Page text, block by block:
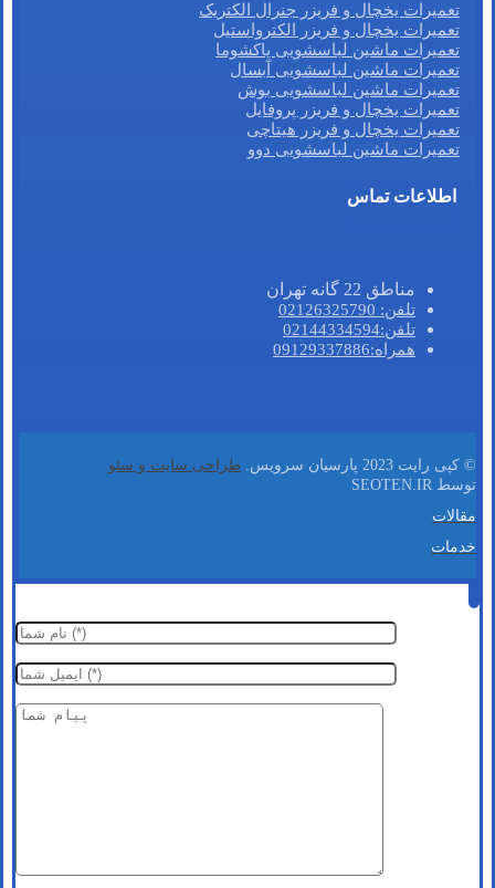
تعمیرات یخچال و فریزر جنرال الکتریک
تعمیرات یخچال و فریزر الکترواستیل
تعمیرات ماشین لباسشویی پاکشوما
تعمیرات ماشین لباسشویی آبسال
تعمیرات ماشین لباسشویی بوش
تعمیرات یخچال و فریزر پروفایل
تعمیرات یخچال و فریزر هیتاچی
تعمیرات ماشین لباسشویی دوو
اطلاعات تماس
مناطق 22 گانه تهران
تلفن: 02126325790
تلفن:02144334594
همراه:09129337886
© کپی رایت 2023 پارسیان سرویس.
طراحی سایت و سئو
توسط SEOTEN.IR
مقالات
خدمات